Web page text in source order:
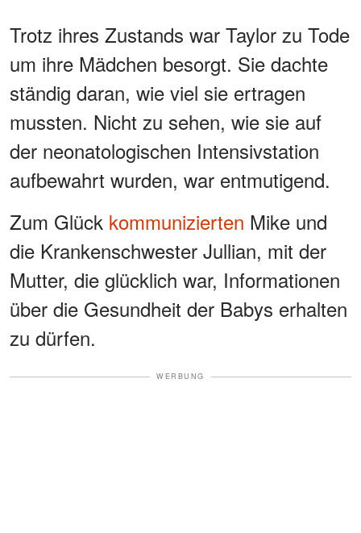
Trotz ihres Zustands war Taylor zu Tode
um ihre Mädchen besorgt. Sie dachte
ständig daran, wie viel sie ertragen
mussten. Nicht zu sehen, wie sie auf
der neonatologischen Intensivstation
aufbewahrt wurden, war entmutigend.
Zum Glück kommunizierten Mike und
die Krankenschwester Jullian, mit der
Mutter, die glücklich war, Informationen
über die Gesundheit der Babys erhalten
zu dürfen.
WERBUNG